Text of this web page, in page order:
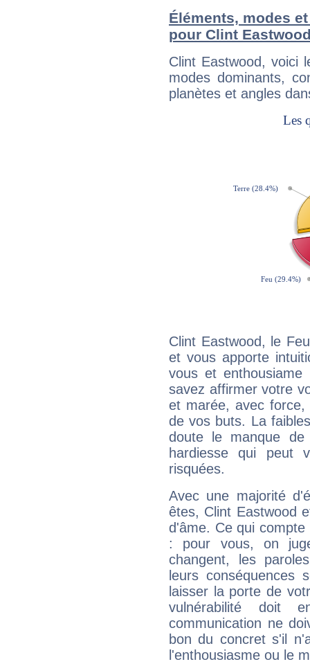
Éléments, modes
pour Clint
Clint Eastwood, voici
modes dominants,
planètes et angles
Clint Eastwood, le
et vous apporte
vous et
savez affirmer votre
et marée, avec
de vos buts. La
doute le manque
hardiesse qui peut
risquées.
Avec une majorité
êtes, Clint Eastwood
d'âme. Ce qui
: pour vous, on
changent, les
leurs conséquences
laisser la porte de
vulnérabilité doit
communication ne
bon du concret s'il
l'enthousiasme ou le